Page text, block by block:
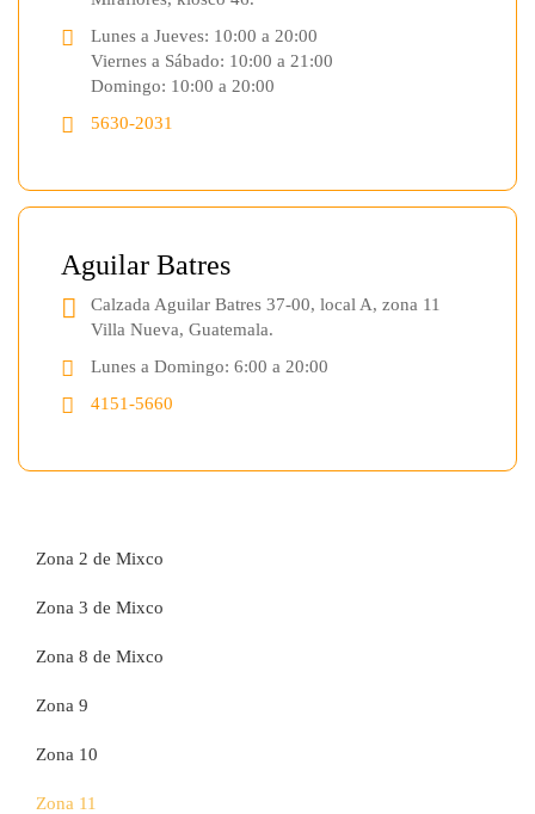
Lunes a Jueves: 10:00 a 20:00
Viernes a Sábado: 10:00 a 21:00
Domingo: 10:00 a 20:00
5630-2031
Aguilar Batres
Calzada Aguilar Batres 37-00, local A, zona 11
Villa Nueva, Guatemala.
Lunes a Domingo: 6:00 a 20:00
4151-5660
Zona 2 de Mixco
Zona 3 de Mixco
Zona 8 de Mixco
Zona 9
Zona 10
Zona 11